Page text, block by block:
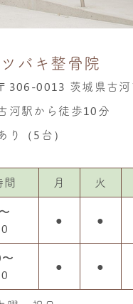
ツバキ整骨院
306-0013 茨城県古
河駅から徒歩10分
り（5台）
間 月
火
● ●
● ●